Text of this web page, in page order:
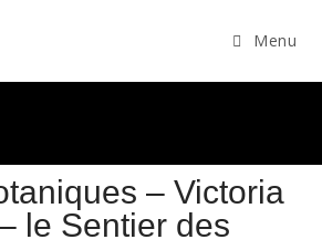
Menu
– Victoria
le Sentier des